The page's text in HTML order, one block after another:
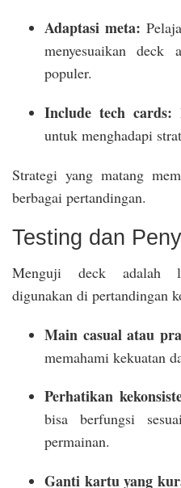
Adaptasi meta:
menyesuaikan deck
populer.
Include tech cards:
untuk menghadapi
Strategi yang matang
berbagai pertandingan.
Testing dan
Menguji deck adalah
digunakan di pertandingan
Main casual atau
memahami kekuatan
Perhatikan
bisa berfungsi
permainan.
Ganti kartu yang